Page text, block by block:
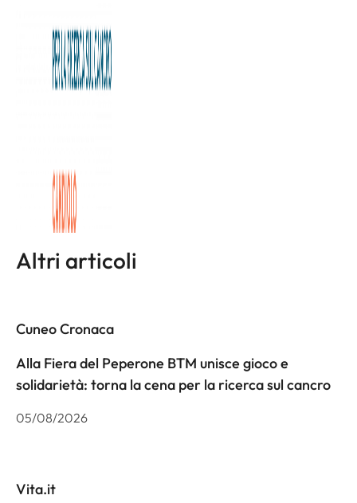
cancro hanno salvato 6 milioni di vite in Europa. Solo in
Italia, nel periodo 2007-2019, sono state evitate quasi
270mila morti oncologiche e quasi 2 milioni di donne hanno
superato la malattia. Questi risultati confermano che
Altri articoli
Cuneo Cronaca
Alla Fiera del Peperone BTM unisce gioco e
solidarietà: torna la cena per la ricerca sul cancro
05/08/2026
Vita.it